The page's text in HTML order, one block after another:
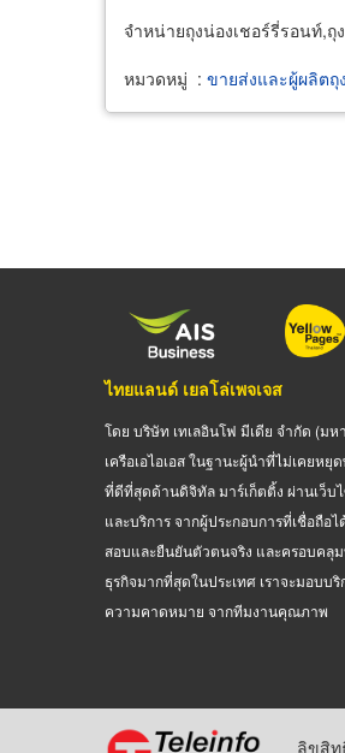
จำหน่ายถุงน่องเชอร์รี่รอนท์,
หมวดหมู่ : ขายส่งและผู้ผลิตถุ
ไทยแลนด์ เยลโล่เพจเจส
โดย บริษัท เทเลอินโฟ มีเดีย จำกัด (ม
เครือเอไอเอส ในฐานะผู้นำที่ไม่เคยห
ที่ดีที่สุดด้านดิจิทัล มาร์เก็ตติ้ง ผ่านเว็บ
และบริการ จากผู้ประกอบการที่เชื่อถือ
สอบและยืนยันตัวตนจริง และครอบคลุ
ธุรกิจมากที่สุดในประเทศ เราจะมอบบริ
ความคาดหมาย จากทีมงานคุณภาพ
ลิขสิ